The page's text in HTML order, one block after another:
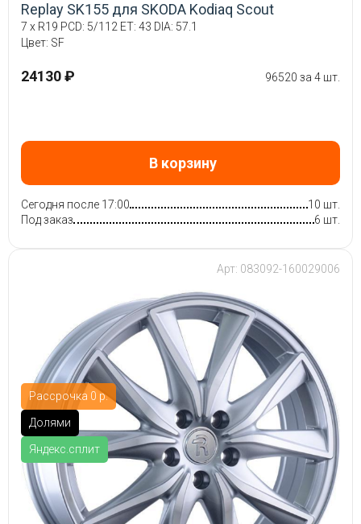
Replay SK155 для SKODA Kodiaq Scout
7 x R19 PCD: 5/112 ET: 43 DIA: 57.1
Цвет: SF
24130 ₽ 96520 за 4 шт.
В корзину
Сегодня после 17:00
10 шт.
Под заказ
6 шт.
Рассрочка 0 р.
Долями
Яндекс.сплит
Арт: 083092-160029006